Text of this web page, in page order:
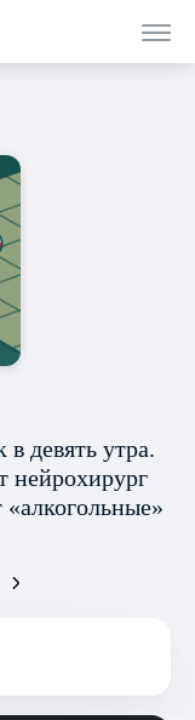
девять утра.
нейрохирург